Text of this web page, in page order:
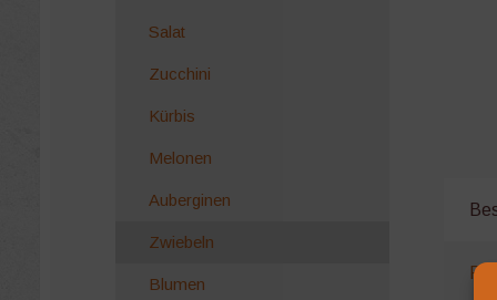
Salat
Zucchini
Kürbis
Melonen
Auberginen
Zwiebeln
Blumen